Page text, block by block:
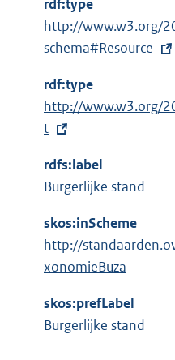
rdf:type
E
x
e
r
n
l
n
k
:
http://www.w3.org/
schema#Resource
rdf:type
E
x
e
r
n
e
n
k
http://www.w3.org/
t
rdfs:label
Burgerlijke stand
skos:inScheme
http://
xonomieBuza
skos:prefLabel
Burgerlijke stand